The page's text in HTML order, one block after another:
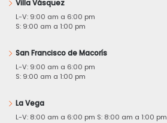
Villa Vásquez
L-V: 9:00 am a 6:00 pm
S: 9:00 am a 1:00 pm
San Francisco de Macorís
L-V: 9:00 am a 6:00 pm
S: 9:00 am a 1:00 pm
La Vega
L-V: 8:00 am a 6:00 pm S: 8:00 am a 1:00 pm